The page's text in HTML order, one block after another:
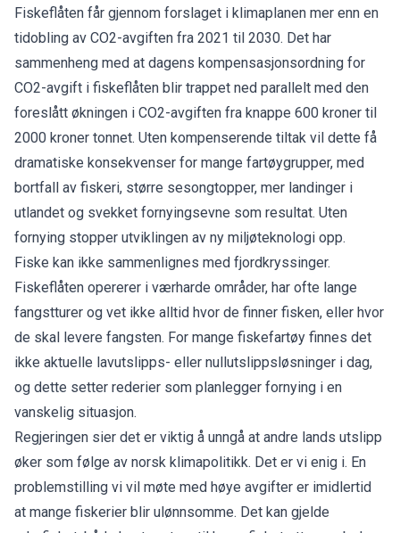
Fiskeflåten får gjennom forslaget i klimaplanen mer enn en
tidobling av CO2-avgiften fra 2021 til 2030. Det har
sammenheng med at dagens kompensasjonsordning for
CO2-avgift i fiskeflåten blir trappet ned parallelt med den
foreslått økningen i CO2-avgiften fra knappe 600 kroner til
2000 kroner tonnet. Uten kompenserende tiltak vil dette få
dramatiske konsekvenser for mange fartøygrupper, med
bortfall av fiskeri, større sesongtopper, mer landinger i
utlandet og svekket fornyingsevne som resultat. Uten
fornying stopper utviklingen av ny miljøteknologi opp.
Fiske kan ikke sammenlignes med fjordkryssinger.
Fiskeflåten opererer i værharde områder, har ofte lange
fangstturer og vet ikke alltid hvor de finner fisken, eller hvor
de skal levere fangsten. For mange fiskefartøy finnes det
ikke aktuelle lavutslipps- eller nullutslippsløsninger i dag,
og dette setter rederier som planlegger fornying i en
vanskelig situasjon.
Regjeringen sier det er viktig å unngå at andre lands utslipp
øker som følge av norsk klimapolitikk. Det er vi enig i. En
problemstilling vi vil møte med høye avgifter er imidlertid
at mange fiskerier blir ulønnsomme. Det kan gjelde